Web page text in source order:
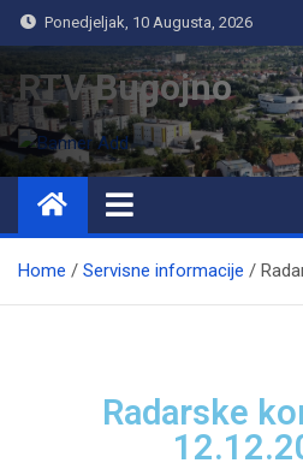
Ponedjeljak, 10 Augusta, 2026
RTV Bugojno
Home Servisne informacije
Radarske